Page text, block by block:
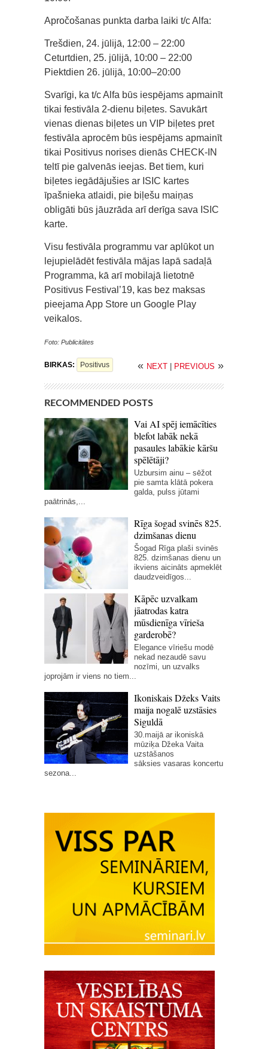
Apročošanas punkta darba laiki t/c Alfa:
Trešdien, 24. jūlijā, 12:00 – 22:00
Ceturtdien, 25. jūlijā, 10:00 – 22:00
Piektdien 26. jūlijā, 10:00–20:00
Svarīgi, ka t/c Alfa būs iespējams apmainīt
tikai festivāla 2-dienu biļetes. Savukārt
vienas dienas biļetes un VIP biļetes pret
festivāla aprocēm būs iespējams apmainīt
tikai Positivus norises dienās CHECK-IN
teltī pie galvenās ieejas. Bet tiem, kuri
biļetes iegādājušies ar ISIC kartes
īpašnieka atlaidi, pie biļešu maiņas
obligāti būs jāuzrāda arī derīga sava ISIC
karte.
Visu festivāla programmu var aplūkot un
lejupielādēt festivāla mājas lapā sadaļā
Programma, kā arī mobilajā lietotnē
Positivus Festival’19, kas bez maksas
pieejama App Store un Google Play
veikalos.
Foto: Publicitātes
BIRKAS: Positivus « NEXT PREVIOUS »
RECOMMENDED POSTS
Vai AI spēj iemācīties
blefot labāk nekā
pasaules labākie kāršu
spēlētāji?
Uzbursim ainu – sēžot
pie samta klātā pokera
galda, pulss jūtami
paātrinās,...
Rīga šogad svinēs 825.
dzimšanas dienu
Šogad Rīga plaši svinēs
825. dzimšanas dienu un
ikviens aicināts apmeklēt
daudzveidīgos...
Kāpēc uzvalkam
jāatrodas katra
mūsdienīga vīrieša
garderobē?
Elegance vīriešu modē
nekad nezaudē savu
nozīmi, un uzvalks
joprojām ir viens no tiem...
Ikoniskais Džeks Vaits
maija nogalē uzstāsies
Siguldā
30.maijā ar ikoniskā
mūziķa Džeka Vaita
uzstāšanos
sāksies vasaras koncertu
sezona...